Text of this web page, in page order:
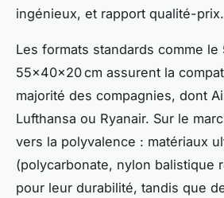
ingénieux, et rapport qualité-prix.
Les formats standards comme
55x40x20 cm assurent la
majorité des compagnies, dont
Lufthansa ou Ryanair. Sur le
vers la polyvalence : matériaux
(polycarbonate, nylon balistique
pour leur durabilité, tandis que